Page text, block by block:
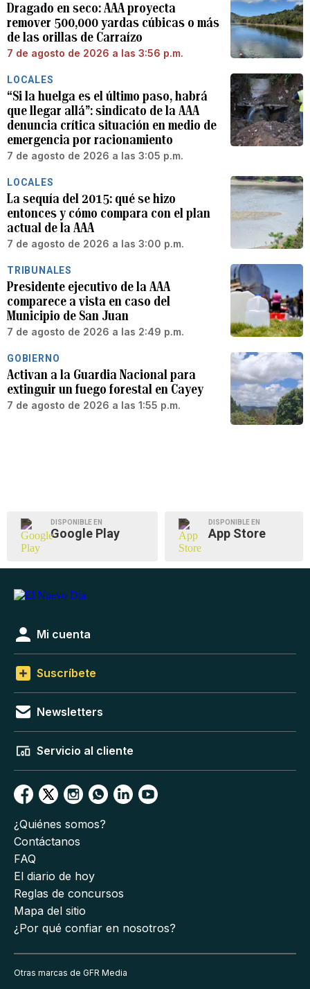
Dragado en seco: AAA proyecta
remover 500,000 yardas cúbicas o más
de las orillas de Carraízo
7 de agosto de 2026 a las 3:56 p.m.
LOCALES
“Si la huelga es el último paso, habrá
que llegar allá”: sindicato de la AAA
denuncia crítica situación en medio de
emergencia por racionamiento
7 de agosto de 2026 a las 3:05 p.m.
LOCALES
La sequía del 2015: qué se hizo
entonces y cómo compara con el plan
actual de la AAA
7 de agosto de 2026 a las 3:00 p.m.
TRIBUNALES
Presidente ejecutivo de la AAA
comparece a vista en caso del
Municipio de San Juan
7 de agosto de 2026 a las 2:49 p.m.
GOBIERNO
Activan a la Guardia Nacional para
extinguir un fuego forestal en Cayey
7 de agosto de 2026 a las 1:55 p.m.
DISPONIBLE EN
Google Play
DISPONIBLE EN
App Store
Mi cuenta
Suscríbete
Newsletters
Servicio al cliente
¿Quiénes somos?
Contáctanos
FAQ
El diario de hoy
Reglas de concursos
Mapa del sitio
¿Por qué confiar en nosotros?
Otras marcas de GFR Media